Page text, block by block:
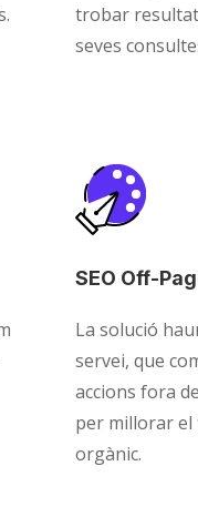
trobar
seves
SEO Off-
La solució
servei, que
accions fora
per millorar
orgànic.